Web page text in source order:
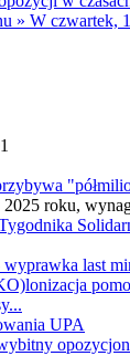
» W czwartek,
roku,
last
UPA